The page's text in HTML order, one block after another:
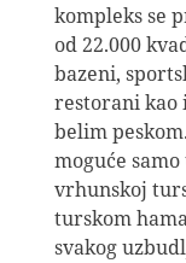
kompleks se
od 22.000
bazeni,
restorani kao
belim
moguće
vrhunskoj
turskom
svakog